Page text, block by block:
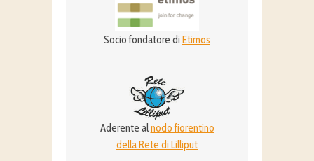
Socio fondatore di Etimos
Aderente alnodo fiorentino
della Rete di Lilliput